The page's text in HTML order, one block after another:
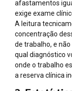
afastamentos
exige exame
A leitura
concentração
de trabalho, e
qual diagnóstico
onde o trabalho
a reserva clínica